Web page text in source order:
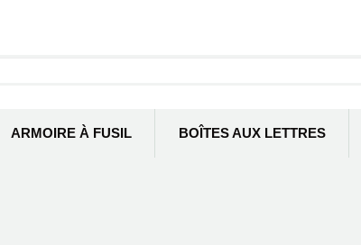
ARMOIRE À FUSIL BOÎTES AUX LETTRES